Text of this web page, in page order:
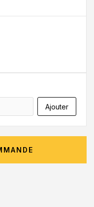
Ajouter